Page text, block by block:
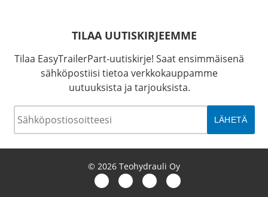
TILAA UUTISKIRJEEMME
Tilaa EasyTrailerPart-uutiskirje! Saat ensimmäisenä
sähköpostiisi tietoa verkkokauppamme
uutuuksista ja tarjouksista.
Sähköposti *
© 2026 Teohydrauli Oy